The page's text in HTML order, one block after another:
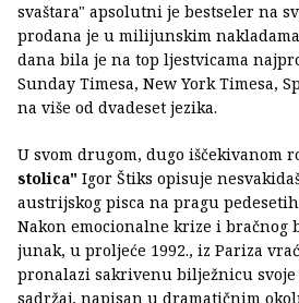
svaštara" apsolutni je bestseler na
prodana je u milijunskim
dana bila je na top ljestvicama
Sunday Timesa, New York Timesa,
na više od dvadeset jezika.
U svom drugom, dugo iščekivanom
stolica" Igor Štiks opisuje
austrijskog pisca na pragu
Nakon emocionalne krize i bračnog
junak, u proljeće 1992., iz Pariza
pronalazi sakrivenu bilježnicu svoje
sadržaj, napisan u dramatičnim